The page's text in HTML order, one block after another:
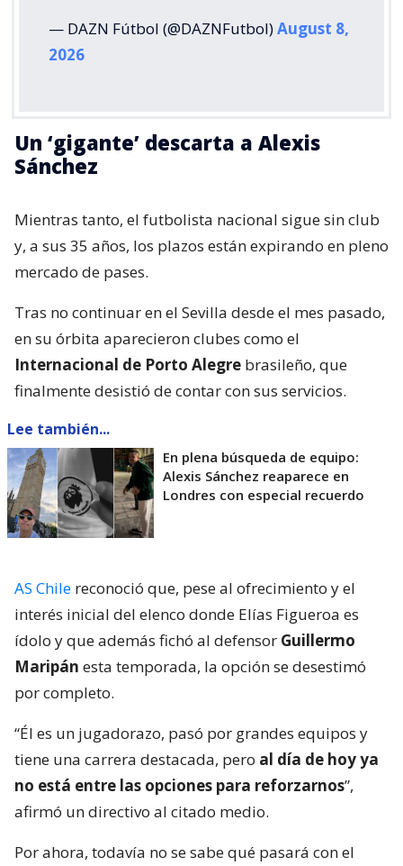
— DAZN Fútbol (@DAZNFutbol)August 8,
2026
Un ‘gigante’ descarta a Alexis
Sánchez
Mientras tanto, el futbolista nacional sigue sin club
y, a sus 35 años, los plazos están expirando en pleno
mercado de pases.
Tras no continuar en el Sevilla desde el mes pasado,
en su órbita aparecieron clubes como el
Internacional de Porto Alegre brasileño, que
finalmente desistió de contar con sus servicios.
Lee también...
En plena búsqueda de equipo:
Alexis Sánchez reaparece en
Londres con especial recuerdo
AS Chile reconoció que, pese al ofrecimiento y el
interés inicial del elenco donde Elías Figueroa es
ídolo y que además fichó al defensor Guillermo
Maripán esta temporada, la opción se desestimó
por completo.
“Él es un jugadorazo, pasó por grandes equipos y
tiene una carrera destacada, pero al día de hoy ya
no está entre las opciones para reforzarnos”,
afirmó un directivo al citado medio.
Por ahora, todavía no se sabe qué pasará con el